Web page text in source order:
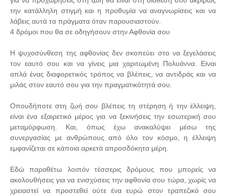
την κατάλληλη στιγμή και η προθυμία να αναγνωρίσεις και να
λάβεις αυτά τα πράγματα όταν παρουσιαστούν.
4 δρόμοι που θα σε οδηγήσουν στην Αφθονία σου
Η ψυχοσύνθεση της αφθονίας δεν σκοπεύει στο να ξεγελάσεις
τον εαυτό σου και να γίνεις μια χαριτωμένη Πολυάννα. Είναι
απλά ένας διαφορετικός τρόπος να βλέπεις, να αντιδράς και να
μιλάς στον εαυτό σου για την πραγματικότητά σου.
Οπουδήποτε στη ζωή σου βλέπεις τη στέρηση ή την έλλειψη,
είναι ένα εξαιρετικό μέρος για να ξεκινήσεις την εσωτερική σου
μεταμόρφωση. Και, όπως έχω ανακαλύψει μέσω της
συνεργασίας με ανθρώπους από όλο τον κόσμο, η έλλειψη
εμφανίζεται σε κάποια αρκετά απροσδόκητα μέρη.
Εδώ παραθέτω λοιπόν τέσσερις δρόμους που μπορείς να
ακολουθήσεις για να ενισχύσεις την αφθονία σου τώρα, χωρίς να
χρειαστεί να προστεθεί ούτε ένα ευρώ στον τραπεζικό σου